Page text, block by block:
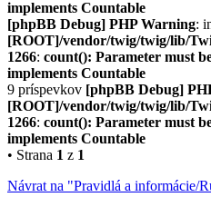
implements Countable
[phpBB Debug] PHP Warning:
[ROOT]/vendor/twig/twig/lib/
1266: count(): Parameter must
implements Countable
9 príspevkov [phpBB Debug]
[ROOT]/vendor/twig/twig/lib/
1266: count(): Parameter must
implements Countable
• Strana 1 z 1
Návrat na "Pravidlá a informácie/